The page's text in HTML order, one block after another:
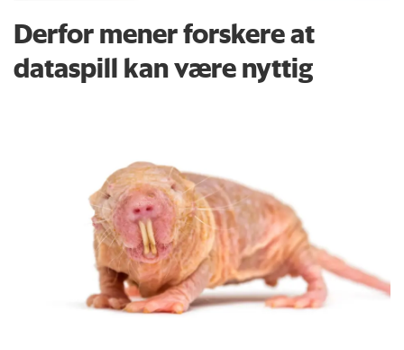
Derfor mener forskere at
dataspill kan være nyttig